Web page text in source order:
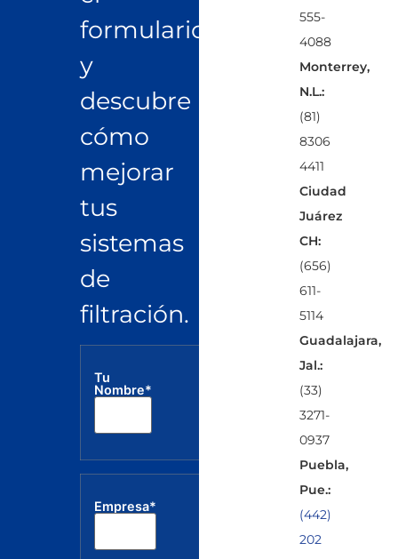
formulario
y
descubre
cómo
mejorar
tus
sistemas
de
filtración.
Tu
Nombre*
electrónico*
Empresa*
555-
4088
Monterrey,
N.L.:
(81)
8306
4411
Ciudad
Juárez
CH:
(656)
611-
5114
Guadalajara,
Jal.:
(33)
3271-
0937
Puebla,
Pue.:
(442)
202